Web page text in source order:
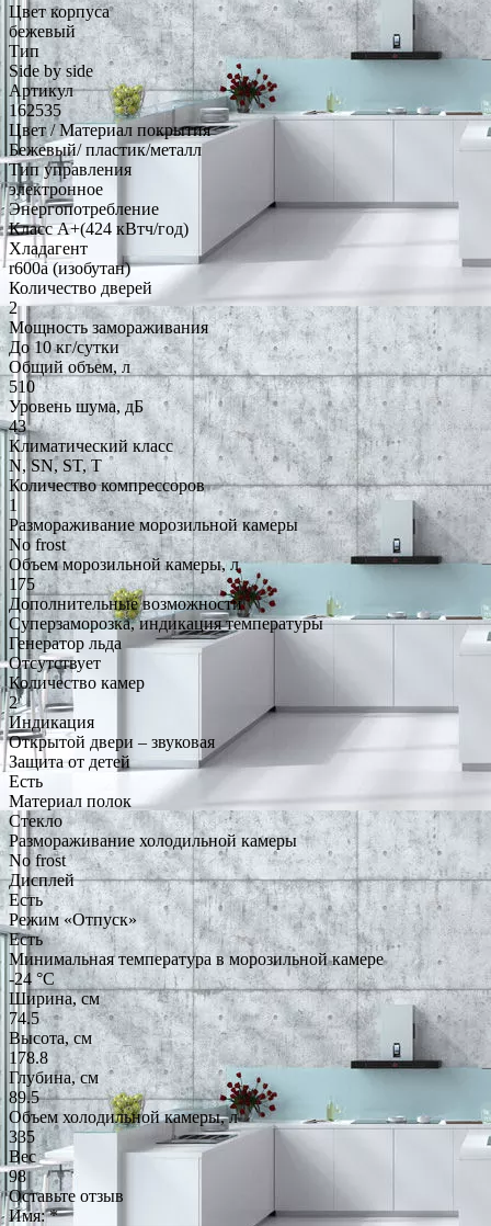
Цвет корпуса
бежевый
Тип
Side by side
Артикул
162535
Цвет / Материал покрытия
Бежевый/ пластик/металл
Тип управления
электронное
Энергопотребление
Класс A+(424 кВтч/год)
Хладагент
r600a (изобутан)
Количество дверей
2
Мощность замораживания
До 10 кг/cутки
Общий объем, л
510
Уровень шума, дБ
43
Климатический класс
N, SN, ST, T
Количество компрессоров
1
Размораживание морозильной камеры
No frost
Объем морозильной камеры, л
175
Дополнительные возможности
Суперзаморозка, индикация температуры
Генератор льда
Отсутствует
Количество камер
2
Индикация
Открытой двери – звуковая
Защита от детей
Есть
Материал полок
Стекло
Размораживание холодильной камеры
No frost
Дисплей
Есть
Режим «Отпуск»
Есть
Минимальная температура в морозильной камере
-24 °C
Ширина, см
74.5
Высота, см
178.8
Глубина, см
89.5
Объем холодильной камеры, л
335
Вес
98
Оставьте отзыв
Имя:*